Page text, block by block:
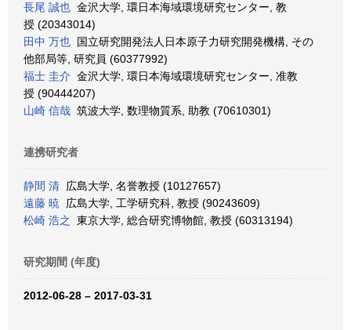
長尾 誠也 金沢大学, 環日本海域環境研究センター, 教
授 (20343014)
田中 万也 国立研究開発法人日本原子力研究開発機構, その
他部局等, 研究員 (60377992)
福士 圭介 金沢大学, 環日本海域環境研究センター, 准教
授 (90444207)
山崎 信哉 筑波大学, 数理物質系, 助教 (70610301)
連携研究者
静間 清 広島大学, 名誉教授 (10127657)
遠藤 暁 広島大学, 工学研究科, 教授 (90243609)
松崎 浩之
東京大学, 総合研究博物館, 教授 (60313194)
研究期間 (年度)
2012-06-28 – 2017-03-31